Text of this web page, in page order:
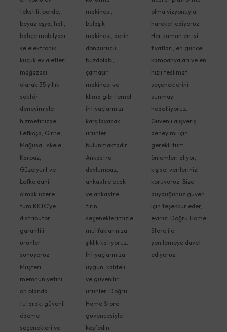
tekstili, perde,
beyaz eşya, halı,
bahçe mobilyası
ve elektronik
küçük ev aletleri
mağazası
olarak 35 yıllık
sektör
deneyimiyle
hizmetinizde.
Lefkoşa, Girne,
Mağusa, İskele,
Karpaz,
Güzelyurt ve
Lefke dahil
olmak üzere
tüm KKTC'ye
distribütör
garantili
ürünler
sunuyoruz.
Müşteri
memnuniyetini
ön planda
tutarak, güvenli
ödeme
seçenekleri ve
makinesi,
bulaşık
makinesi, derin
dondurucu,
buzdolabı,
çamaşır
makinesi ve
klima gibi temel
ihtiyaçlarınızı
karşılayacak
ürünler
bulunmaktadır.
Ankastre
davlumbaz,
ankastre ocak
ve ankastre
fırın
seçeneklerimizle
mutfaklarınıza
şıklık katıyoruz.
İhtiyaçlarınıza
uygun, kaliteli
ve güvenilir
ürünleri Doğru
Home Store
güvencesiyle
keşfedin.
olma vizyonuyla
hareket ediyoruz.
Her zaman en iyi
fiyatları, en güncel
kampanyaları ve en
hızlı teslimat
seçeneklerini
sunmayı
hedefliyoruz.
Güvenli alışveriş
deneyimi için
gerekli tüm
önlemleri alıyor,
kişisel verilerinizi
koruyoruz. Bize
duyduğunuz güven
için teşekkür eder,
evinizi Doğru Home
Store ile
yenilemeye davet
ediyoruz.